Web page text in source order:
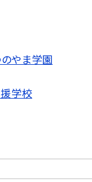
やま学園
学校